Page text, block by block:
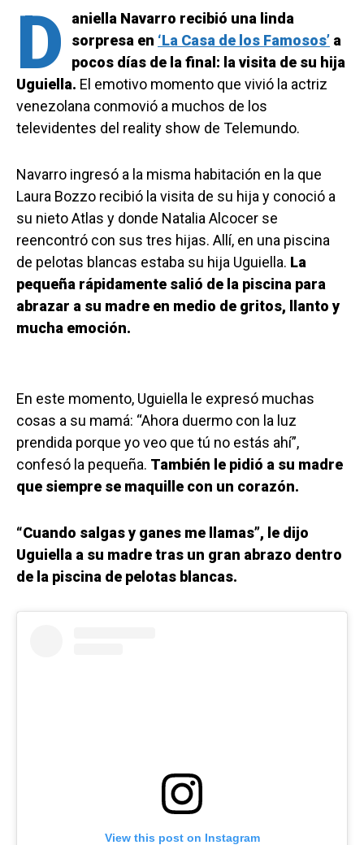
D
aniella Navarro recibió una linda
sorpresa en ‘La Casa de los Famosos’ a
pocos días de la final: la visita de su hija
Uguiella. El emotivo momento que vivió la actriz
venezolana conmovió a muchos de los
televidentes del reality show de Telemundo.
Navarro ingresó a la misma habitación en la que
Laura Bozzo recibió la visita de su hija y conoció a
su nieto Atlas y donde Natalia Alcocer se
reencontró con sus tres hijas. Allí, en una piscina
de pelotas blancas estaba su hija Uguiella. La
pequeña rápidamente salió de la piscina para
abrazar a su madre en medio de gritos, llanto y
mucha emoción.
En este momento, Uguiella le expresó muchas
cosas a su mamá: “Ahora duermo con la luz
prendida porque yo veo que tú no estás ahí”,
confesó la pequeña. También le pidió a su madre
que siempre se maquille con un corazón.
“Cuando salgas y ganes me llamas”, le dijo
Uguiella a su madre tras un gran abrazo dentro
de la piscina de pelotas blancas.
View this post on Instagram